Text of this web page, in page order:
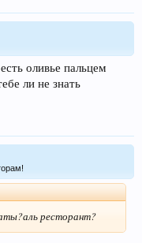
оливье пальцем
ли не знать
ресторант?